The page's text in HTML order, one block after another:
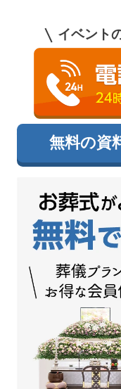
イベント
相談無料
無料の資